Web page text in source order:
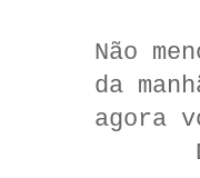
Não
da
agora